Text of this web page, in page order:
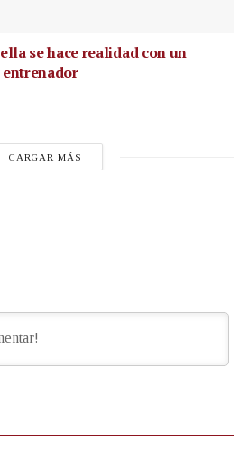
se hace realidad con un
entrenador
CARGAR MÁS